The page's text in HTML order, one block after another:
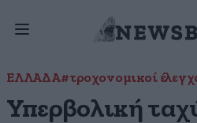
ΕΛΛΑΔΑ#τροχονομικοί
Υπερβολική